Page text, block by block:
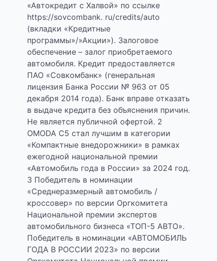
«Автокредит с Халвой» по ссылке
https://sovcombank. ru/credits/auto
(вкладки «Кредитные
программы»/»Акции»). Залоговое
обеспечение – залог приобретаемого
автомобиля. Кредит предоставляется
ПАО «Совкомбанк» (генеральная
лицензия Банка России № 963 от 05
декабря 2014 года). Банк вправе отказать
в выдаче кредита без объяснения причин.
Не является публичной офертой. 2
OMODA C5 стал лучшим в категории
«Компактные внедорожники» в рамках
ежегодной национальной премии
«Автомобиль года в России» за 2024 год.
3 Победитель в номинации
«Среднеразмерный автомобиль /
кроссовер» по версии Оргкомитета
Национальной премии экспертов
автомобильного бизнеса «ТОП-5 АВТО».
Победитель в номинации «АВТОМОБИЛЬ
ГОДА В РОССИИ 2023» по версии